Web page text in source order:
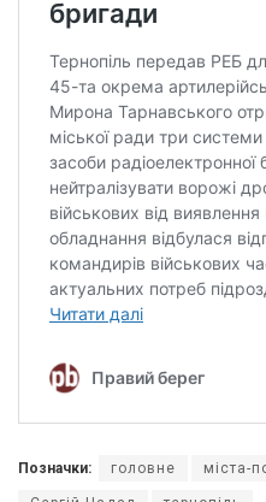
Позначки: головне міста-